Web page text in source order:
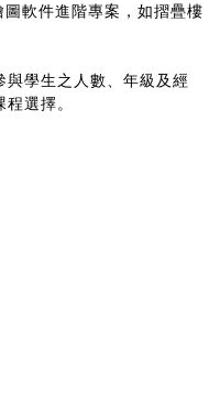
軟件進階專案，如摺疊樓
學生之人數、年級及經
選擇。